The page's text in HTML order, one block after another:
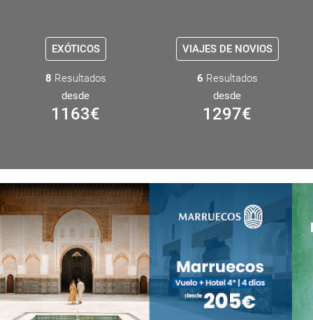
EXÓTICOS
8 Resultados
desde
1163€
VIAJES DE NOVIOS
6 Resultados
desde
1297€